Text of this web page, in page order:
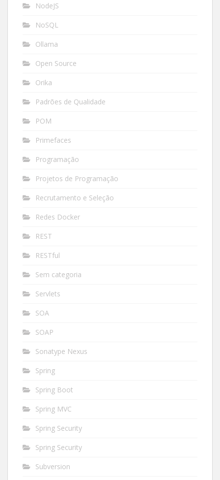
NodeJS
NoSQL
Ollama
Open Source
Orika
Padrões de Qualidade
POM
Primefaces
Programação
Projetos de Programação
Recrutamento e Seleção
Redes Docker
REST
RESTful
Sem categoria
Servlets
SOA
SOAP
Sonatype Nexus
Spring
Spring Boot
Spring MVC
Spring Security
Spring Security
Subversion